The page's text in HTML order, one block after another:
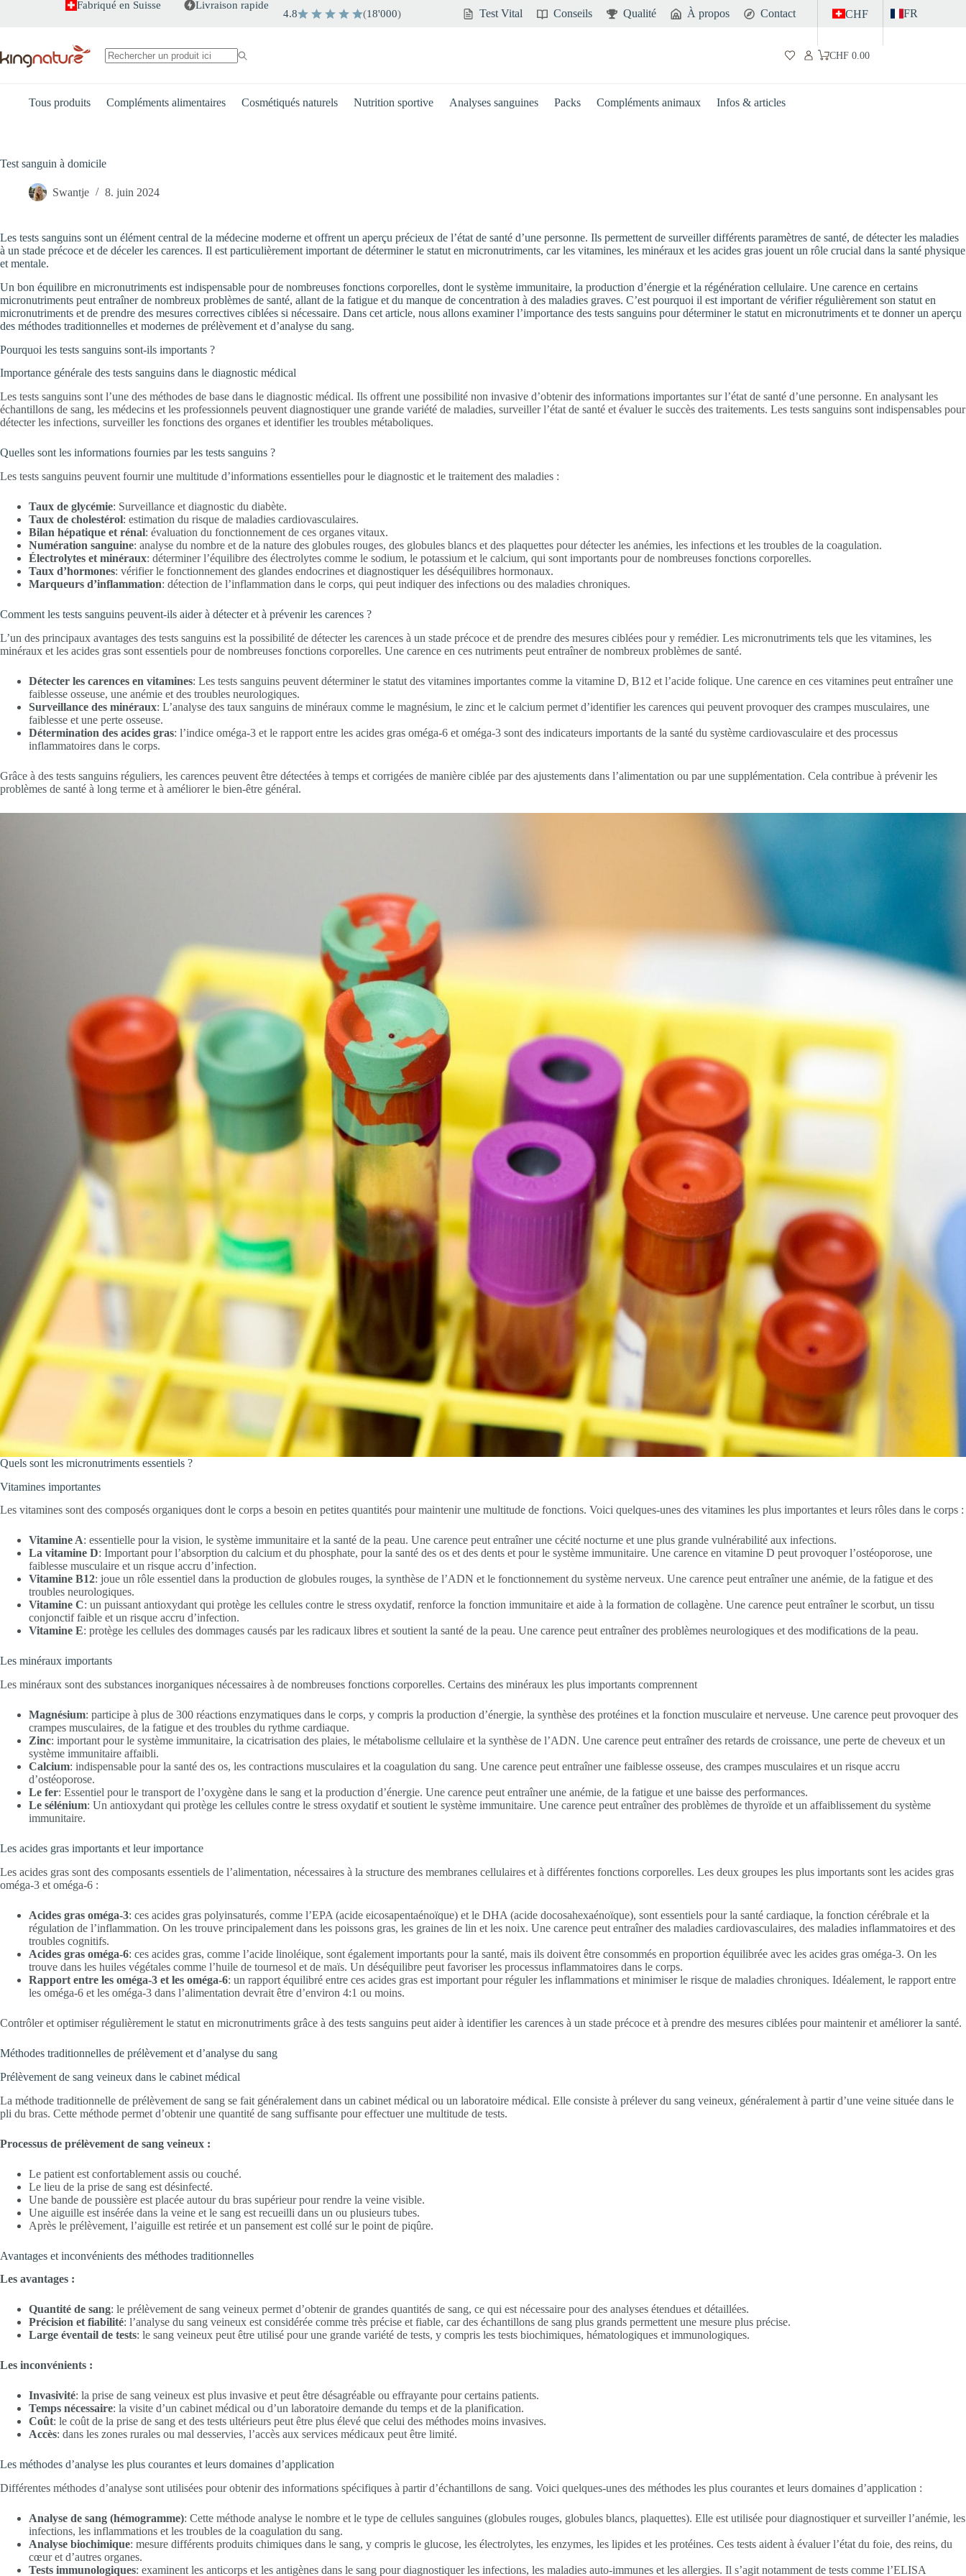
Fabriqué en Suisse Livraison rapide
4.8 (18'000) Test Vital Conseils Qualité À propos Contact CHF FR
Panier
CHF0.00
Tous produits Compléments alimentaires Cosmétiqués naturels Nutrition sportive Analyses sanguines Packs Compléments animaux Infos & articles
Test sanguin à domicile
Swantje 8. juin 2024
Les tests sanguins sont un élément central de la médecine moderne et offrent un aperçu précieux de l’état de santé d’une personne. Ils permettent de surveiller différents paramètres de santé, de détecter les maladies
à un stade précoce et de déceler les carences. Il est particulièrement important de déterminer le statut en micronutriments, car les vitamines, les minéraux et les acides gras jouent un rôle crucial dans la santé physique
et mentale.
Un bon équilibre en micronutriments est indispensable pour de nombreuses fonctions corporelles, dont le système immunitaire, la production d’énergie et la régénération cellulaire. Une carence en certains
micronutriments peut entraîner de nombreux problèmes de santé, allant de la fatigue et du manque de concentration à des maladies graves. C’est pourquoi il est important de vérifier régulièrement son statut en
micronutriments et de prendre des mesures correctives ciblées si nécessaire. Dans cet article, nous allons examiner l’importance des tests sanguins pour déterminer le statut en micronutriments et te donner un aperçu
des méthodes traditionnelles et modernes de prélèvement et d’analyse du sang.
Pourquoi les tests sanguins sont-ils importants ?
Importance générale des tests sanguins dans le diagnostic médical
Les tests sanguins sont l’une des méthodes de base dans le diagnostic médical. Ils offrent une possibilité non invasive d’obtenir des informations importantes sur l’état de santé d’une personne. En analysant les
échantillons de sang, les médecins et les professionnels peuvent diagnostiquer une grande variété de maladies, surveiller l’état de santé et évaluer le succès des traitements. Les tests sanguins sont indispensables pour
détecter les infections, surveiller les fonctions des organes et identifier les troubles métaboliques.
Quelles sont les informations fournies par les tests sanguins ?
Les tests sanguins peuvent fournir une multitude d’informations essentielles pour le diagnostic et le traitement des maladies :
Taux de glycémie: Surveillance et diagnostic du diabète.
Taux de cholestérol: estimation du risque de maladies cardiovasculaires.
Bilan hépatique et rénal: évaluation du fonctionnement de ces organes vitaux.
Numération sanguine: analyse du nombre et de la nature des globules rouges, des globules blancs et des plaquettes pour détecter les anémies, les infections et les troubles de la coagulation.
Électrolytes et minéraux: déterminer l’équilibre des électrolytes comme le sodium, le potassium et le calcium, qui sont importants pour de nombreuses fonctions corporelles.
Taux d’hormones: vérifier le fonctionnement des glandes endocrines et diagnostiquer les déséquilibres hormonaux.
Marqueurs d’inflammation: détection de l’inflammation dans le corps, qui peut indiquer des infections ou des maladies chroniques.
Comment les tests sanguins peuvent-ils aider à détecter et à prévenir les carences ?
L’un des principaux avantages des tests sanguins est la possibilité de détecter les carences à un stade précoce et de prendre des mesures ciblées pour y remédier. Les micronutriments tels que les vitamines, les
minéraux et les acides gras sont essentiels pour de nombreuses fonctions corporelles. Une carence en ces nutriments peut entraîner de nombreux problèmes de santé.
Détecter les carences en vitamines: Les tests sanguins peuvent déterminer le statut des vitamines importantes comme la vitamine D, B12 et l’acide folique. Une carence en ces vitamines peut entraîner une
faiblesse osseuse, une anémie et des troubles neurologiques.
Surveillance des minéraux: L’analyse des taux sanguins de minéraux comme le magnésium, le zinc et le calcium permet d’identifier les carences qui peuvent provoquer des crampes musculaires, une
faiblesse et une perte osseuse.
Détermination des acides gras: l’indice oméga-3 et le rapport entre les acides gras oméga-6 et oméga-3 sont des indicateurs importants de la santé du système cardiovasculaire et des processus
inflammatoires dans le corps.
Grâce à des tests sanguins réguliers, les carences peuvent être détectées à temps et corrigées de manière ciblée par des ajustements dans l’alimentation ou par une supplémentation. Cela contribue à prévenir les
problèmes de santé à long terme et à améliorer le bien-être général.
Quels sont les micronutriments essentiels ?
Vitamines importantes
Les vitamines sont des composés organiques dont le corps a besoin en petites quantités pour maintenir une multitude de fonctions. Voici quelques-unes des vitamines les plus importantes et leurs rôles dans le corps :
Vitamine A: essentielle pour la vision, le système immunitaire et la santé de la peau. Une carence peut entraîner une cécité nocturne et une plus grande vulnérabilité aux infections.
La vitamine D: Important pour l’absorption du calcium et du phosphate, pour la santé des os et des dents et pour le système immunitaire. Une carence en vitamine D peut provoquer l’ostéoporose, une
faiblesse musculaire et un risque accru d’infection.
Vitamine B12: joue un rôle essentiel dans la production de globules rouges, la synthèse de l’ADN et le fonctionnement du système nerveux. Une carence peut entraîner une anémie, de la fatigue et des
troubles neurologiques.
Vitamine C: un puissant antioxydant qui protège les cellules contre le stress oxydatif, renforce la fonction immunitaire et aide à la formation de collagène. Une carence peut entraîner le scorbut, un tissu
conjonctif faible et un risque accru d’infection.
Vitamine E: protège les cellules des dommages causés par les radicaux libres et soutient la santé de la peau. Une carence peut entraîner des problèmes neurologiques et des modifications de la peau.
Les minéraux importants
Les minéraux sont des substances inorganiques nécessaires à de nombreuses fonctions corporelles. Certains des minéraux les plus importants comprennent
Magnésium: participe à plus de 300 réactions enzymatiques dans le corps, y compris la production d’énergie, la synthèse des protéines et la fonction musculaire et nerveuse. Une carence peut provoquer des
crampes musculaires, de la fatigue et des troubles du rythme cardiaque.
Zinc: important pour le système immunitaire, la cicatrisation des plaies, le métabolisme cellulaire et la synthèse de l’ADN. Une carence peut entraîner des retards de croissance, une perte de cheveux et un
système immunitaire affaibli.
Calcium: indispensable pour la santé des os, les contractions musculaires et la coagulation du sang. Une carence peut entraîner une faiblesse osseuse, des crampes musculaires et un risque accru
d’ostéoporose.
Le fer: Essentiel pour le transport de l’oxygène dans le sang et la production d’énergie. Une carence peut entraîner une anémie, de la fatigue et une baisse des performances.
Le sélénium: Un antioxydant qui protège les cellules contre le stress oxydatif et soutient le système immunitaire. Une carence peut entraîner des problèmes de thyroïde et un affaiblissement du système
immunitaire.
Les acides gras importants et leur importance
Les acides gras sont des composants essentiels de l’alimentation, nécessaires à la structure des membranes cellulaires et à différentes fonctions corporelles. Les deux groupes les plus importants sont les acides gras
oméga-3 et oméga-6 :
Acides gras oméga-3: ces acides gras polyinsaturés, comme l’EPA (acide eicosapentaénoïque) et le DHA (acide docosahexaénoïque), sont essentiels pour la santé cardiaque, la fonction cérébrale et la
régulation de l’inflammation. On les trouve principalement dans les poissons gras, les graines de lin et les noix. Une carence peut entraîner des maladies cardiovasculaires, des maladies inflammatoires et des
troubles cognitifs.
Acides gras oméga-6: ces acides gras, comme l’acide linoléique, sont également importants pour la santé, mais ils doivent être consommés en proportion équilibrée avec les acides gras oméga-3. On les
trouve dans les huiles végétales comme l’huile de tournesol et de maïs. Un déséquilibre peut favoriser les processus inflammatoires dans le corps.
Rapport entre les oméga-3 et les oméga-6: un rapport équilibré entre ces acides gras est important pour réguler les inflammations et minimiser le risque de maladies chroniques. Idéalement, le rapport entre
les oméga-6 et les oméga-3 dans l’alimentation devrait être d’environ 4:1 ou moins.
Contrôler et optimiser régulièrement le statut en micronutriments grâce à des tests sanguins peut aider à identifier les carences à un stade précoce et à prendre des mesures ciblées pour maintenir et améliorer la santé.
Méthodes traditionnelles de prélèvement et d’analyse du sang
Prélèvement de sang veineux dans le cabinet médical
La méthode traditionnelle de prélèvement de sang se fait généralement dans un cabinet médical ou un laboratoire médical. Elle consiste à prélever du sang veineux, généralement à partir d’une veine située dans le
pli du bras. Cette méthode permet d’obtenir une quantité de sang suffisante pour effectuer une multitude de tests.
Processus de prélèvement de sang veineux :
Le patient est confortablement assis ou couché.
Le lieu de la prise de sang est désinfecté.
Une bande de poussière est placée autour du bras supérieur pour rendre la veine visible.
Une aiguille est insérée dans la veine et le sang est recueilli dans un ou plusieurs tubes.
Après le prélèvement, l’aiguille est retirée et un pansement est collé sur le point de piqûre.
Avantages et inconvénients des méthodes traditionnelles
Les avantages :
Quantité de sang: le prélèvement de sang veineux permet d’obtenir de grandes quantités de sang, ce qui est nécessaire pour des analyses étendues et détaillées.
Précision et fiabilité: l’analyse du sang veineux est considérée comme très précise et fiable, car des échantillons de sang plus grands permettent une mesure plus précise.
Large éventail de tests: le sang veineux peut être utilisé pour une grande variété de tests, y compris les tests biochimiques, hématologiques et immunologiques.
Les inconvénients :
Invasivité: la prise de sang veineux est plus invasive et peut être désagréable ou effrayante pour certains patients.
Temps nécessaire: la visite d’un cabinet médical ou d’un laboratoire demande du temps et de la planification.
Coût: le coût de la prise de sang et des tests ultérieurs peut être plus élevé que celui des méthodes moins invasives.
Accès: dans les zones rurales ou mal desservies, l’accès aux services médicaux peut être limité.
Les méthodes d’analyse les plus courantes et leurs domaines d’application
Différentes méthodes d’analyse sont utilisées pour obtenir des informations spécifiques à partir d’échantillons de sang. Voici quelques-unes des méthodes les plus courantes et leurs domaines d’application :
Analyse de sang (hémogramme): Cette méthode analyse le nombre et le type de cellules sanguines (globules rouges, globules blancs, plaquettes). Elle est utilisée pour diagnostiquer et surveiller l’anémie, les
infections, les inflammations et les troubles de la coagulation du sang.
Analyse biochimique: mesure différents produits chimiques dans le sang, y compris le glucose, les électrolytes, les enzymes, les lipides et les protéines. Ces tests aident à évaluer l’état du foie, des reins, du
cœur et d’autres organes.
Tests immunologiques: examinent les anticorps et les antigènes dans le sang pour diagnostiquer les infections, les maladies auto-immunes et les allergies. Il s’agit notamment de tests comme l’ELISA